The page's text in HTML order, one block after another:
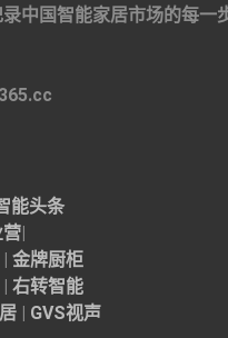
中国智能家居市场的每一
能头条
|
| 金牌厨柜
| 右转智能
| GVS视声